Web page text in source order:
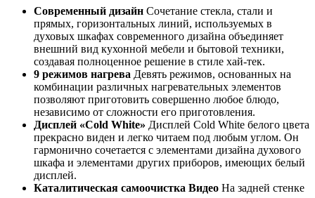
Современный дизайн Сочетание стекла, стали и
прямых, горизонтальных линий, используемых в
духовых шкафах современного дизайна объединяет
внешний вид кухонной мебели и бытовой техники,
создавая полноценное решение в стиле хай-тек.
9 режимов нагрева Девять режимов, основанных на
комбинации различных нагревательных элементов
позволяют приготовить совершенно любое блюдо,
независимо от сложности его приготовления.
Дисплей «Cold White» Дисплей Cold White белого цвета
прекрасно виден и легко читаем под любым углом. Он
гармонично сочетается с элементами дизайна духового
шкафа и элементами других приборов, имеющих белый
дисплей.
Каталитическая самоочистка Видео На задней стенке